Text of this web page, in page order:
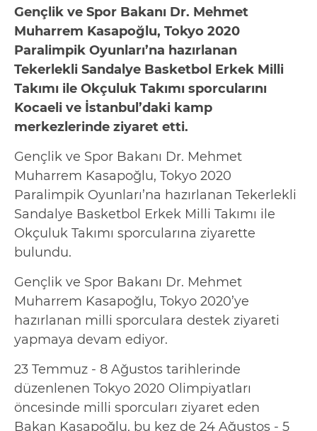
Gençlik ve Spor Bakanı Dr. Mehmet
Muharrem Kasapoğlu, Tokyo 2020
Paralimpik Oyunları’na hazırlanan
Tekerlekli Sandalye Basketbol Erkek Milli
Takımı ile Okçuluk Takımı sporcularını
Kocaeli ve İstanbul’daki kamp
merkezlerinde ziyaret etti.
Gençlik ve Spor Bakanı Dr. Mehmet
Muharrem Kasapoğlu, Tokyo 2020
Paralimpik Oyunları’na hazırlanan Tekerlekli
Sandalye Basketbol Erkek Milli Takımı ile
Okçuluk Takımı sporcularına ziyarette
bulundu.
Gençlik ve Spor Bakanı Dr. Mehmet
Muharrem Kasapoğlu, Tokyo 2020’ye
hazırlanan milli sporculara destek ziyareti
yapmaya devam ediyor.
23 Temmuz - 8 Ağustos tarihlerinde
düzenlenen Tokyo 2020 Olimpiyatları
öncesinde milli sporcuları ziyaret eden
Bakan Kasapoğlu, bu kez de 24 Ağustos - 5